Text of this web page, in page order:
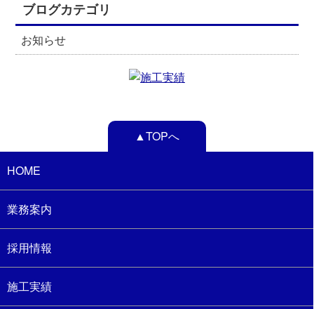
ブログカテゴリ
お知らせ
▲TOPへ
HOME
業務案内
採用情報
施工実績